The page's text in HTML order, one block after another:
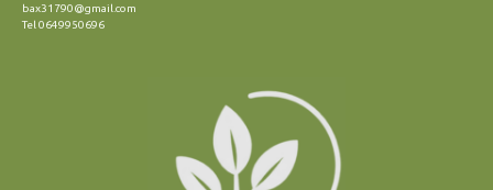
bax31790@gmail.com
Tel 0649950696